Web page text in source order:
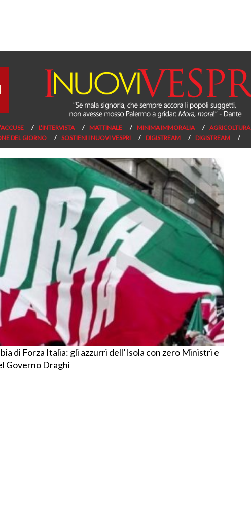
L’INTERVISTA MATTINALE MINIMA IMMORALIA AGRICOLTURA
DEL GIORNO SOSTIENI I NUOVI VESPRI DIGISTREAM DIGISTREAM
di Forza Italia: gli azzurri dell’Isola con zero Ministri e
Governo Draghi